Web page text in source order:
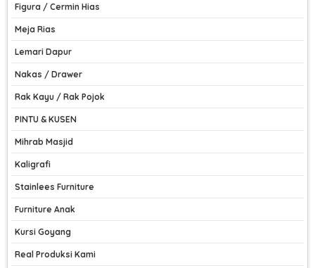
Figura / Cermin Hias
Meja Rias
Lemari Dapur
Nakas / Drawer
Rak Kayu / Rak Pojok
PINTU & KUSEN
Mihrab Masjid
Kaligrafi
Stainlees Furniture
Furniture Anak
Kursi Goyang
Real Produksi Kami